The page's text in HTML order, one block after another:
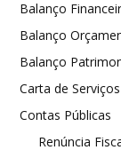
Balanço
Balanço
Balanço
Carta de
Contas Públicas
Renúncia